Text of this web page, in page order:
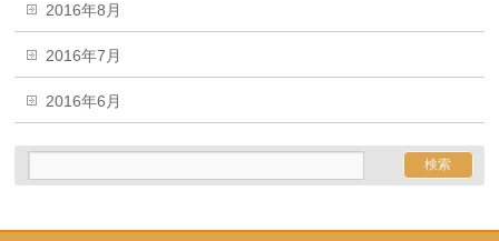
2016年8月
2016年7月
2016年6月